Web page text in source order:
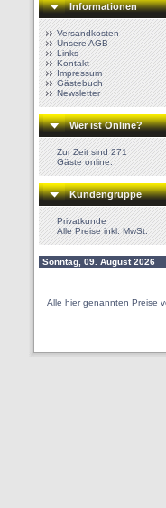
Informationen
Versandkosten
Unsere AGB
Links
Kontakt
Impressum
Gästebuch
Newsletter
Wer ist Online?
Zur Zeit sind 271
Gäste online.
Kundengruppe
Privatkunde
Alle Preise inkl. MwSt.
Sonntag, 09. August 2026
Alle hier genannten Preise